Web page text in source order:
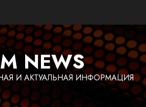
NEWS
И АКТУАЛЬНАЯ ИНФОРМАЦИЯ